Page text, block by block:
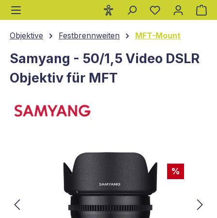
springen
Objektive Festbrennweiten MFT-Mount
Samyang - 50/1,5 Video DSLR
Objektiv für MFT
%
Bildergalerie überspringen